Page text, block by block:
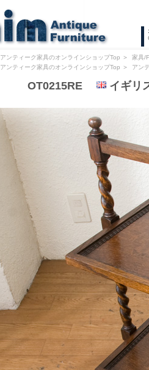
アンティーク家具のオンラインショップTop ＞ 家具/
アンティーク家具のオンラインショップTop ＞ アン
OT0215RE イギリ